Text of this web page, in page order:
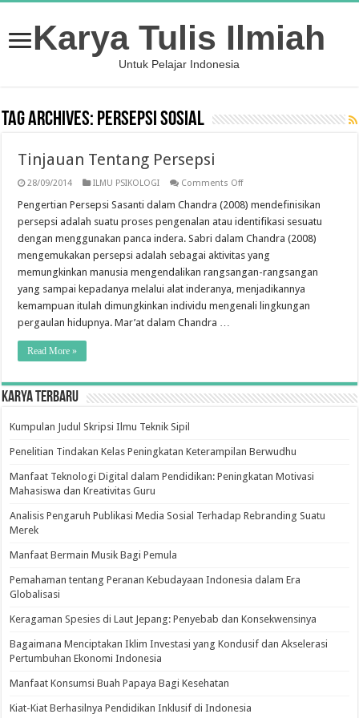
Karya Tulis Ilmiah
Untuk Pelajar Indonesia
Tag Archives: Persepsi sosial
Tinjauan Tentang Persepsi
28/09/2014 ILMU PSIKOLOGI Comments Offon
Tentang
Persepsi
Pengertian Persepsi Sasanti dalam Chandra (2008) mendefinisikan
persepsi adalah suatu proses pengenalan atau identifikasi sesuatu
dengan menggunakan panca indera. Sabri dalam Chandra (2008)
mengemukakan persepsi adalah sebagai aktivitas yang
memungkinkan manusia mengendalikan rangsangan-rangsangan
yang sampai kepadanya melalui alat inderanya, menjadikannya
kemampuan itulah dimungkinkan individu mengenali lingkungan
pergaulan hidupnya. Mar’at dalam Chandra …
Read More »
Karya Terbaru
Kumpulan Judul Skripsi Ilmu Teknik Sipil
Penelitian Tindakan Kelas Peningkatan Keterampilan Berwudhu
Manfaat Teknologi Digital dalam Pendidikan: Peningkatan Motivasi
Mahasiswa dan Kreativitas Guru
Analisis Pengaruh Publikasi Media Sosial Terhadap Rebranding Suatu
Merek
Manfaat Bermain Musik Bagi Pemula
Pemahaman tentang Peranan Kebudayaan Indonesia dalam Era
Globalisasi
Keragaman Spesies di Laut Jepang: Penyebab dan Konsekwensinya
Bagaimana Menciptakan Iklim Investasi yang Kondusif dan Akselerasi
Pertumbuhan Ekonomi Indonesia
Manfaat Konsumsi Buah Papaya Bagi Kesehatan
Kiat-Kiat Berhasilnya Pendidikan Inklusif di Indonesia